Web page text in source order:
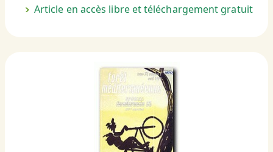
Article en accès libre et téléchargement gratuit